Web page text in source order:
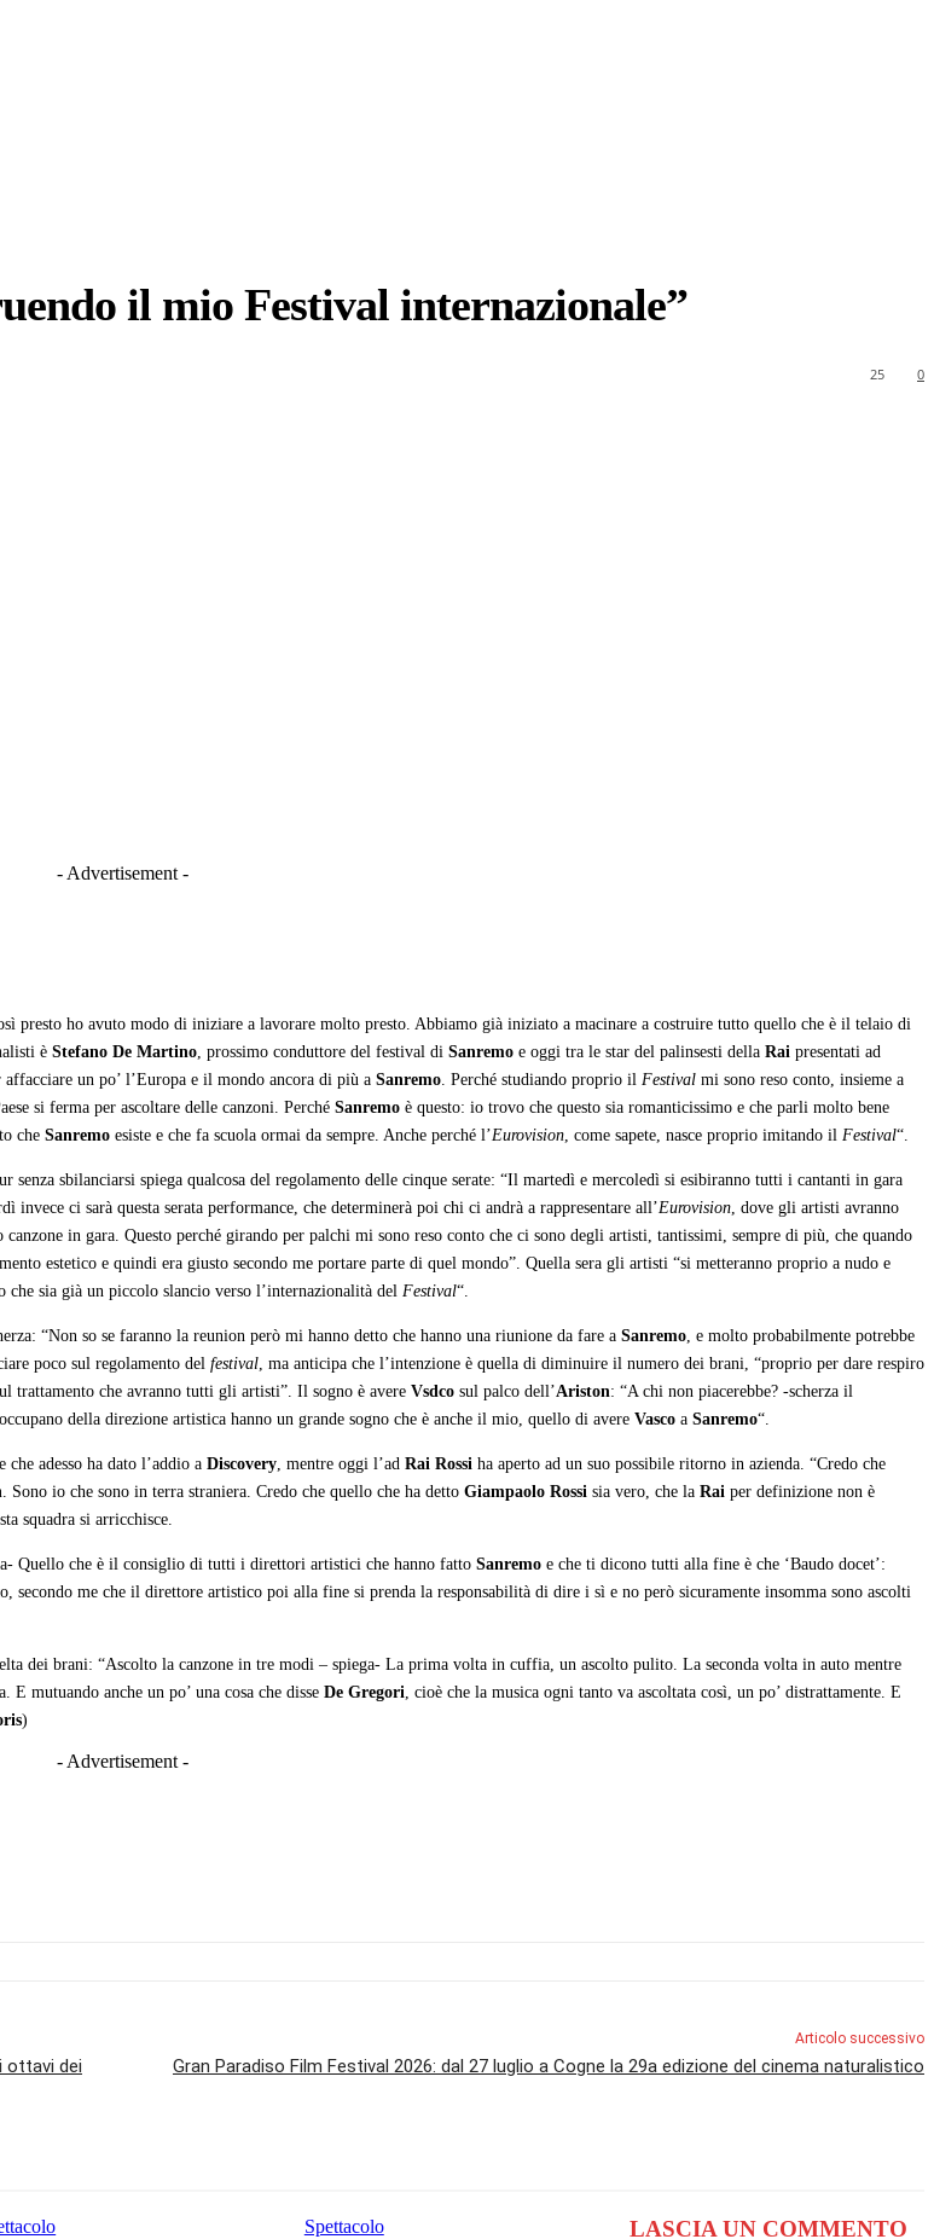
il mio Festival internazionale”
0
25
- Advertisement -
presto ho avuto modo di iniziare a lavorare molto presto. Abbiamo già iniziato a macinare a costruire tutto quello che è il telaio di
è Stefano De Martino, prossimo conduttore del festival di Sanremo e oggi tra le star del palinsesti della Rai presentati ad
un po’ l’Europa e il mondo ancora di più a Sanremo. Perché studiando proprio il Festival mi sono reso conto, insieme a
si ferma per ascoltare delle canzoni. Perché Sanremo è questo: io trovo che questo sia romanticissimo e che parli molto bene
che Sanremo esiste e che fa scuola ormai da sempre. Anche perché l’Eurovision, come sapete, nasce proprio imitando il Festival“.
senza sbilanciarsi spiega qualcosa del regolamento delle cinque serate: “Il martedì e mercoledì si esibiranno tutti i cantanti in gara
ci sarà questa serata performance, che determinerà poi chi ci andrà a rappresentare all’Eurovision, dove gli artisti avranno
in gara. Questo perché girando per palchi mi sono reso conto che ci sono degli artisti, tantissimi, sempre di più, che quando
estetico e quindi era giusto secondo me portare parte di quel mondo”. Quella sera gli artisti “si metteranno proprio a nudo e
sia già un piccolo slancio verso l’internazionalità del Festival“.
“Non so se faranno la reunion però mi hanno detto che hanno una riunione da fare a Sanremo, e molto probabilmente potrebbe
poco sul regolamento del festival, ma anticipa che l’intenzione è quella di diminuire il numero dei brani, “proprio per dare respiro
trattamento che avranno tutti gli artisti”. Il sogno è avere Vsdco sul palco dell’Ariston: “A chi non piacerebbe? -scherza il
della direzione artistica hanno un grande sogno che è anche il mio, quello di avere Vasco a Sanremo“.
che adesso ha dato l’addio a Discovery, mentre oggi l’ad Rai Rossi ha aperto ad un suo possibile ritorno in azienda. “Credo che
. Sono io che sono in terra straniera. Credo che quello che ha detto Giampaolo Rossi sia vero, che la Rai per definizione non è
squadra si arricchisce.
Quello che è il consiglio di tutti i direttori artistici che hanno fatto Sanremo e che ti dicono tutti alla fine è che ‘Baudo docet’:
secondo me che il direttore artistico poi alla fine si prenda la responsabilità di dire i sì e no però sicuramente insomma sono ascolti
dei brani: “Ascolto la canzone in tre modi – spiega- La prima volta in cuffia, un ascolto pulito. La seconda volta in auto mentre
mutuando anche un po’ una cosa che disse De Gregori, cioè che la musica ogni tanto va ascoltata così, un po’ distrattamente. E
)
- Advertisement -
ottavi dei
Articolo successivo
Gran Paradiso Film Festival 2026: dal 27 luglio a Cogne la 29a edizione del cinema naturalistico
Spettacolo LASCIA UN COMMENTO